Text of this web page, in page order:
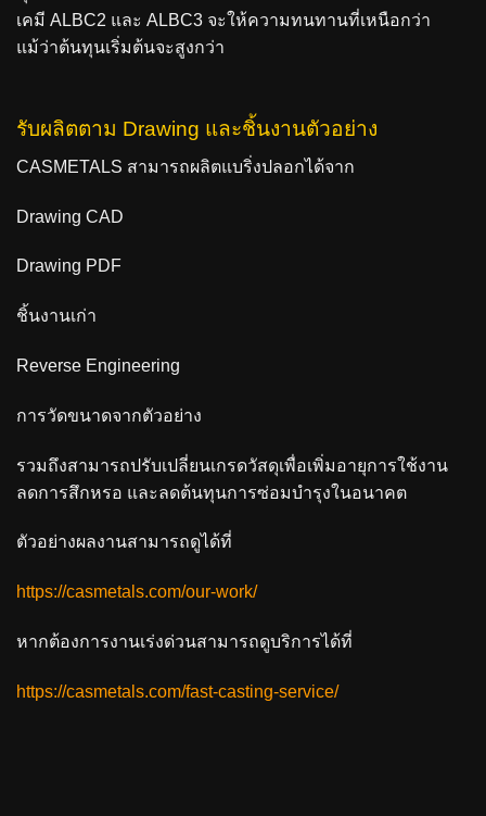
เคมี ALBC2 และ ALBC3 จะให้ความทนทานที่เหนือกว่า
แม้ว่าต้นทุนเริ่มต้นจะสูงกว่า
รับผลิตตาม Drawing และชิ้นงานตัวอย่าง
CASMETALS สามารถผลิตแบริ่งปลอกได้จาก
Drawing CAD
Drawing PDF
ชิ้นงานเก่า
Reverse Engineering
การวัดขนาดจากตัวอย่าง
รวมถึงสามารถปรับเปลี่ยนเกรดวัสดุเพื่อเพิ่มอายุการใช้งาน
ลดการสึกหรอ และลดต้นทุนการซ่อมบำรุงในอนาคต
ตัวอย่างผลงานสามารถดูได้ที่
https://casmetals.com/our-work/
หากต้องการงานเร่งด่วนสามารถดูบริการได้ที่
https://casmetals.com/fast-casting-service/